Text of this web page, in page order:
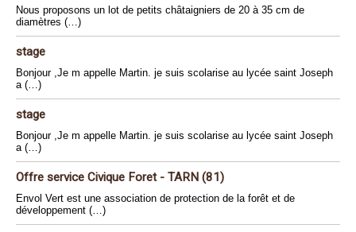
Nous proposons un lot de petits châtaigniers de 20 à 35 cm de
diamètres (…)
stage
Bonjour ,Je m appelle Martin. je suis scolarise au lycée saint Joseph
a (…)
stage
Bonjour ,Je m appelle Martin. je suis scolarise au lycée saint Joseph
a (…)
Offre service Civique Foret - TARN (81)
Envol Vert est une association de protection de la forêt et de
développement (…)